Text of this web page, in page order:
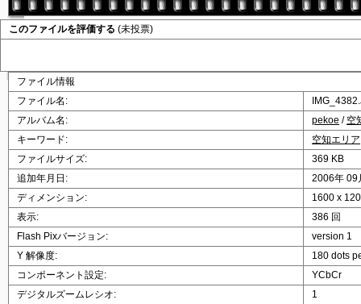
このファイルを評価する (未投票)
ファイル情報
ファイル名:
アルバム名:
pekoe / 空
キーワード:
空知エリア
ファイルサイズ:
369 KB
追加年月日:
2006年 09
ディメンション:
1600 x
表示:
386 回
Flash Pixバージョン:
version 1
Y 解像度:
180 dots
コンポーネント設定:
YCbCr
デジタルズームレシオ:
1